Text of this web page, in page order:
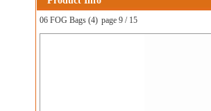
06 FOG Bags (4) page 9 / 15